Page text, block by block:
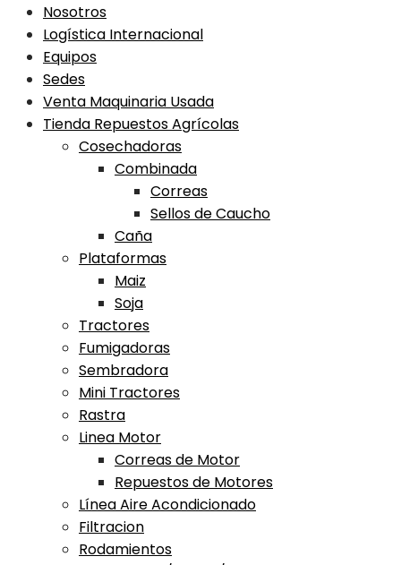
Nosotros
Logística Internacional
Equipos
Sedes
Venta Maquinaria Usada
Tienda Repuestos Agrícolas
Cosechadoras
Combinada
Correas
Sellos de Caucho
Caña
Plataformas
Maiz
Soja
Tractores
Fumigadoras
Sembradora
Mini Tractores
Rastra
Linea Motor
Correas de Motor
Repuestos de Motores
Línea Aire Acondicionado
Filtracion
Rodamientos